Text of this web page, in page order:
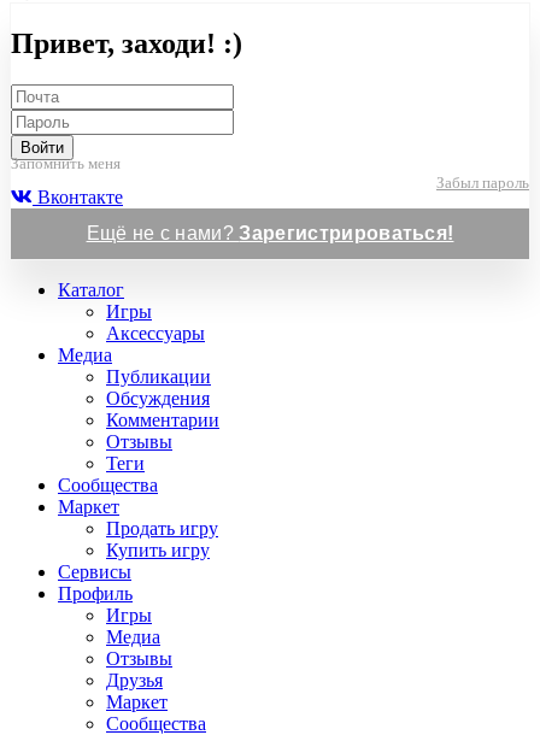
Привет, заходи! :)
Войти
Запомнить меня
Забыл пароль
Вконтакте
Ещё не с нами?Зарегистрироваться!
Каталог
Игры
Аксессуары
Медиа
Публикации
Обсуждения
Комментарии
Отзывы
Теги
Сообщества
Маркет
Продать игру
Купить игру
Сервисы
Профиль
Игры
Медиа
Отзывы
Друзья
Маркет
Сообщества